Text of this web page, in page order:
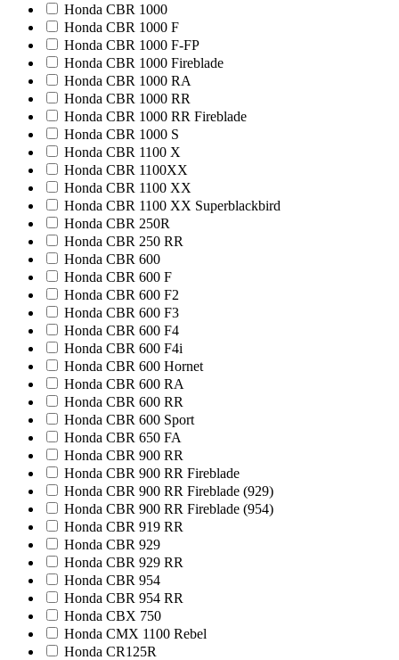
Honda CBR 1000
Honda CBR 1000 F
Honda CBR 1000 F-FP
Honda CBR 1000 Fireblade
Honda CBR 1000 RA
Honda CBR 1000 RR
Honda CBR 1000 RR Fireblade
Honda CBR 1000 S
Honda CBR 1100 X
Honda CBR 1100XX
Honda CBR 1100 XX
Honda CBR 1100 XX Superblackbird
Honda CBR 250R
Honda CBR 250 RR
Honda CBR 600
Honda CBR 600 F
Honda CBR 600 F2
Honda CBR 600 F3
Honda CBR 600 F4
Honda CBR 600 F4i
Honda CBR 600 Hornet
Honda CBR 600 RA
Honda CBR 600 RR
Honda CBR 600 Sport
Honda CBR 650 FA
Honda CBR 900 RR
Honda CBR 900 RR Fireblade
Honda CBR 900 RR Fireblade (929)
Honda CBR 900 RR Fireblade (954)
Honda CBR 919 RR
Honda CBR 929
Honda CBR 929 RR
Honda CBR 954
Honda CBR 954 RR
Honda CBX 750
Honda CMX 1100 Rebel
Honda CR125R